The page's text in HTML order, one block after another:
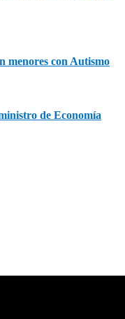
menores con Autismo
de Economía